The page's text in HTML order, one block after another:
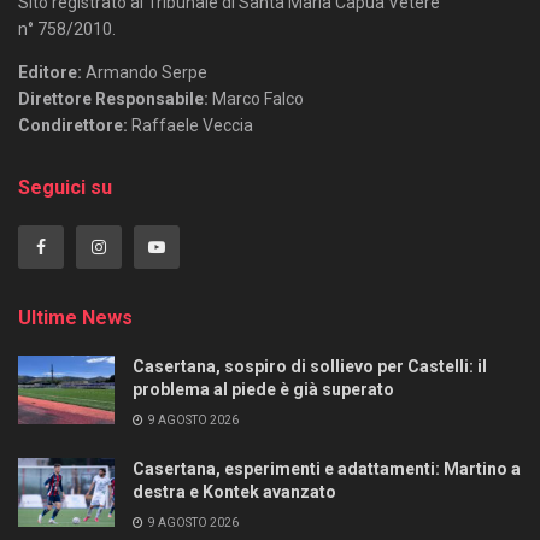
n° 758/2010.
Editore: Armando Serpe
Direttore Responsabile: Marco Falco
Condirettore: Raffaele Veccia
Seguici su
Ultime News
Casertana, sospiro di sollievo per Castelli: il
problema al piede è già superato
9 AGOSTO 2026
Casertana, esperimenti e adattamenti: Martino a
destra e Kontek avanzato
9 AGOSTO 2026